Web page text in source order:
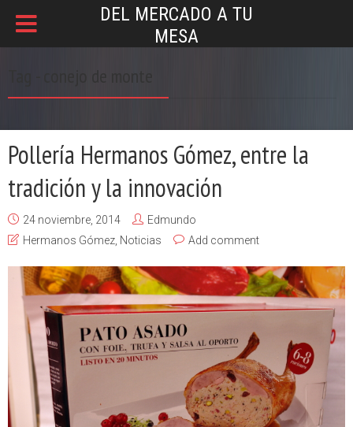
DEL MERCADO A TU
MESA
Pollería Hermanos Gómez, entre la
tradición y la innovación
24 noviembre, 2014
Edmundo
Hermanos Gómez Noticias Add comment